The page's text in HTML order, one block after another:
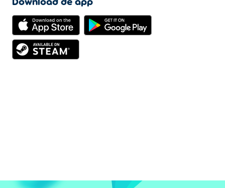
Oefening baart kunst, elke poging brengt je een
stukje verder